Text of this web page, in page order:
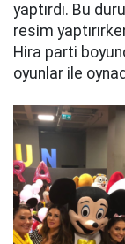
yaptırdı. Bu
resim
Hira parti
oyunlar ile